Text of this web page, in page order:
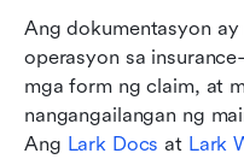
Ang dokumentasyon
operasyon sa
mga form ng claim, at
nangangailangan ng
Ang Lark Docs at Lark